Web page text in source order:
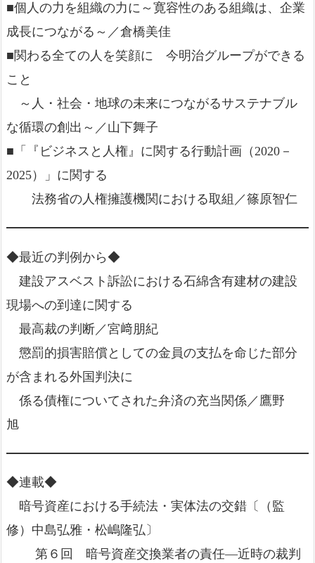
■個人の力を組織の力に～寛容性のある組織は、企業
成長につながる～／倉橋美佳
■関わる全ての人を笑顔に 今明治グループができる
こと
～人・社会・地球の未来につながるサステナブル
な循環の創出～／山下舞子
■「『ビジネスと人権』に関する行動計画（2020－
2025）」に関する
法務省の人権擁護機関における取組／篠原智仁
◆最近の判例から◆
建設アスベスト訴訟における石綿含有建材の建設
現場への到達に関する
最高裁の判断／宮﨑朋紀
懲罰的損害賠償としての金員の支払を命じた部分
が含まれる外国判決に
係る債権についてされた弁済の充当関係／鷹野
旭
◆連載◆
暗号資産における手続法・実体法の交錯〔（監
修）中島弘雅・松嶋隆弘〕
第６回 暗号資産交換業者の責任―近時の裁判